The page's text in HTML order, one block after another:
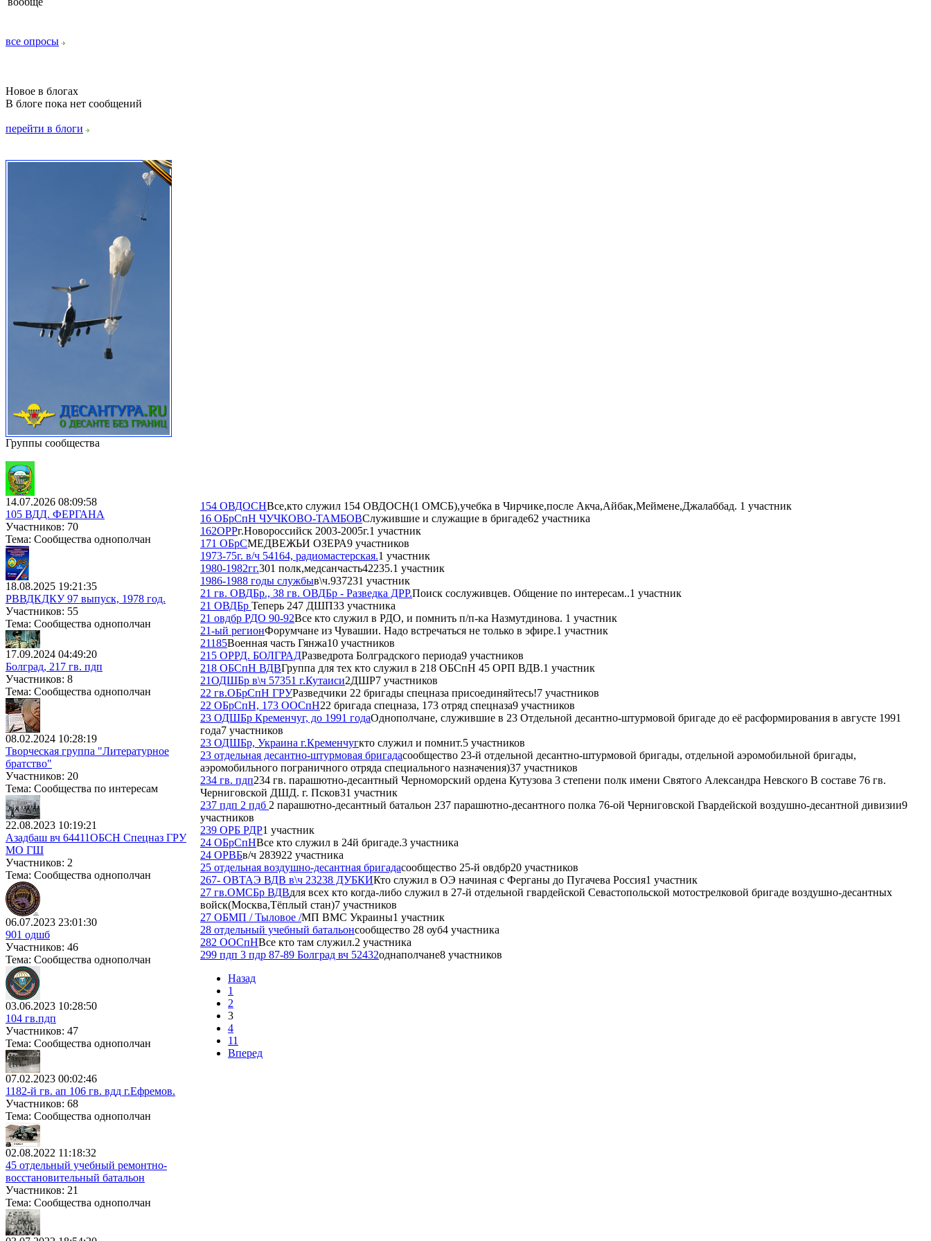
все опросы
Новое в блогах
В блоге пока нет сообщений
перейти в блоги
Группы сообщества
14.07.2026 08:09:58
105 ВДД. ФЕРГАНА
Участников: 70
Тема: Сообщества однополчан
18.08.2025 19:21:35
РВВДКДКУ 97 выпуск, 1978 год.
Участников: 55
Тема: Сообщества однополчан
17.09.2024 04:49:20
Болград, 217 гв. пдп
Участников: 8
Тема: Сообщества однополчан
08.02.2024 10:28:19
Творческая группа "Литературное
братство"
Участников: 20
Тема: Сообщества по интересам
22.08.2023 10:19:21
Азадбаш вч 64411ОБСН Спецназ ГРУ
МО ГШ
Участников: 2
Тема: Сообщества однополчан
06.07.2023 23:01:30
901 одшб
Участников: 46
Тема: Сообщества однополчан
03.06.2023 10:28:50
104 гв.пдп
Участников: 47
Тема: Сообщества однополчан
07.02.2023 00:02:46
1182-й гв. ап 106 гв. вдд г.Ефремов.
Участников: 68
Тема: Сообщества однополчан
02.08.2022 11:18:32
45 отдельный учебный ремонтно-
восстановительный батальон
Участников: 21
Тема: Сообщества однополчан
154 ОВДОСНВсе,кто служил 154 ОВДОСН(1 ОМСБ),учебка в Чирчике,после Акча,Айбак,Меймене,Джалаббад. 1 участник
16 ОБрСпН ЧУЧКОВО-ТАМБОВСлужившие и служащие в бригаде62 участника
162ОРРг.Новороссийск 2003-2005г.1 участник
171 ОБрСМЕДВЕЖЬИ ОЗЕРА9 участников
1973-75г. в/ч 54164, радиомастерская.1 участник
1980-1982гг.301 полк,медсанчасть42235.1 участник
1986-1988 годы службыв\ч.937231 участник
21 гв. ОВДБр., 38 гв. ОВДБр - Разведка ДРР.Поиск сослуживцев. Общение по интересам..1 участник
21 ОВДБр Теперь 247 ДШП33 участника
21 овдбр РДО 90-92Все кто служил в РДО, и помнить п/п-ка Назмутдинова. 1 участник
21-ый регионФорумчане из Чувашии. Надо встречаться не только в эфире.1 участник
21185Военная часть Гянжа10 участников
215 ОРРД. БОЛГРАДРазведрота Болградского периода9 участников
218 ОБСпН ВДВГруппа для тех кто служил в 218 ОБСпН 45 ОРП ВДВ.1 участник
21ОДШБр в\ч 57351 г.Кутаиси2ДШР7 участников
22 гв.ОБрСпН ГРУРазведчики 22 бригады спецназа присоединяйтесь!7 участников
22 ОБрСпН, 173 ООСпН22 бригада спецназа, 173 отряд спецназа9 участников
23 ОДШБр Кременчуг, до 1991 годаОднополчане, служившие в 23 Отдельной десантно-штурмовой бригаде до её расформирования в августе 1991
года7 участников
23 ОДШБр, Украина г.Кременчугкто служил и помнит.5 участников
23 отдельная десантно-штурмовая бригадасообщество 23-й отдельной десантно-штурмовой бригады, отдельной аэромобильной бригады,
аэромобильного пограничного отряда специального назначения)37 участников
234 гв. пдп234 гв. парашютно-десантный Черноморский ордена Кутузова 3 степени полк имени Святого Александра Невского В составе 76 гв.
Черниговской ДШД. г. Псков31 участник
237 пдп 2 пдб 2 парашютно-десантный батальон 237 парашютно-десантного полка 76-ой Черниговской Гвардейской воздушно-десантной дивизии9
участников
239 ОРБ РДР1 участник
24 ОБрСпНВсе кто служил в 24й бригаде.3 участника
24 ОРВБв/ч 283922 участника
25 отдельная воздушно-десантная бригадасообщество 25-й овдбр20 участников
267- ОВТАЭ ВДВ в\ч 23238 ДУБКИКто служил в ОЭ начиная с Ферганы до Пугачева Россия1 участник
27 гв.ОМСБр ВДВдля всех кто когда-либо служил в 27-й отдельной гвардейской Севастопольской мотострелковой бригаде воздушно-десантных
войск(Москва,Тёплый стан)7 участников
27 ОБМП / Тыловое /МП ВМС Украины1 участник
28 отдельный учебный батальонсообщество 28 оуб4 участника
282 ООСпНВсе кто там служил.2 участника
299 пдп 3 пдр 87-89 Болград вч 52432однаполчане8 участников
Назад
1
2
3
4
11
Вперед